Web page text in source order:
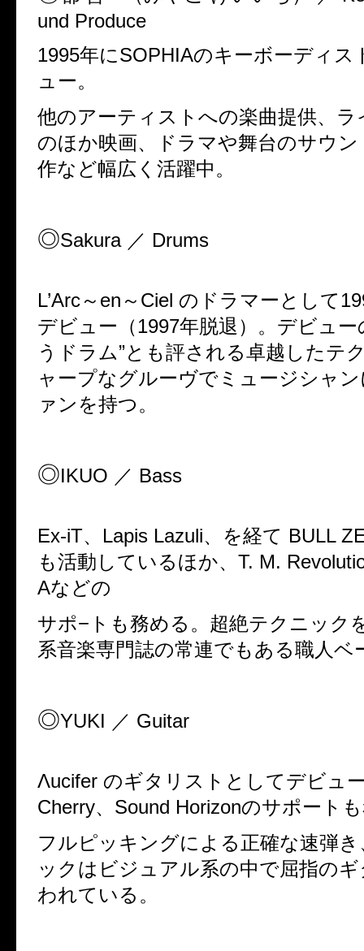
und Produce
1995年にSOPHIAのキーボーディス
ュー。
他のアーティストへの楽曲提供、
のほか映画、ドラマや舞台のサウ
作など幅広く活躍中。
◎Sakura ／ Drums
L’Arc～ en ～ Ciel のドラマーとして
デビュー（1997年脱退）。デビュ
うドラム”とも評される卓越したテ
ャープなグルーヴでミュージシャ
ァンを持つ。
◎IKUO ／ Bass
Ex-iT、 Lapis Lazuli、を経て BULL
も活動しているほか、 T. M.
Aなどの
サポ− トも務める。超絶テクニック
系音楽専門誌の常連でもある職人ベ
◎YUKI ／ Guitar
Λucifer のギタリストとしてデビュ
Cherry、 Sound Horizonのサポート
フルピッキングによる正確な速弾
ックはビジュアル系の中で屈指の
われている。